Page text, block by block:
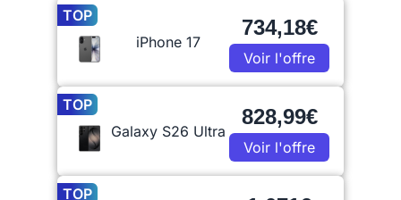
TOP
iPhone 17
734,18€
Voir l'offre
TOP
Galaxy S26 Ultra
828,99€
Voir l'offre
TOP